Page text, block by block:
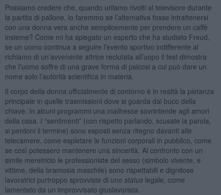
Possiamo credere che, quando urliamo rivolti al televisore durante
la partita di pallone, lo faremmo se l’alternativa fosse intrattenersi
con una donna vera anche semplicemente per prendere un caffè
insieme? Come mi ha spiegato un esperto che ha studiato Freud,
se un uomo continua a seguire l’evento sportivo indifferente al
richiamo di un’avvenente attrice reclutata all’uopo il test dimostra
che l’uomo soffre di una grave forma di psicosi a cui può dare un
nome solo l’autorità scientifica in materia.
Il corpo della donna ufficialmente di contorno è in realtà la pietanza
principale in quelle trasmissioni dove si guarda dal buco della
chiave. In alcuni programmi una maîtresse sovrintende agli amori
della casa. I “sentimenti” (con rispetto parlando, scusate la parola,
si perdoni il termine) sono esposti senza ritegno davanti alle
telecamere, come espletare le funzioni corporali in pubblico, come
se così potessero mantenere una sincerità. Al confronto con un
simile meretricio le professioniste del sesso (simbolo vivente, e
vittime, della bramosia maschile) sono rispettabili e dignitose
lavoratrici purtroppo sprovviste di uno statuslegale, come
lamentato da un improvvisato giuslavorista.